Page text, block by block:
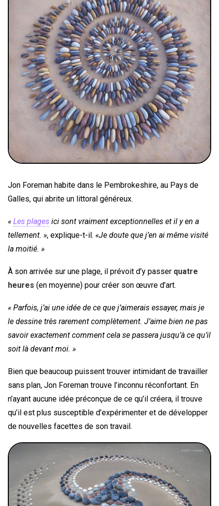
Jon Foreman habite dans le Pembrokeshire, au Pays de
Galles, qui abrite un littoral généreux.
« Les plages ici sont vraiment exceptionnelles et il y en a
tellement. », explique-t-il. «Je doute que j’en ai même visité
la moitié. »
À son arrivée sur une plage, il prévoit d’y passer quatre
heures (en moyenne) pour créer son œuvre d’art.
« Parfois, j’ai une idée de ce que j’aimerais essayer, mais je
le dessine très rarement complètement. J’aime bien ne pas
savoir exactement comment cela se passera jusqu’à ce qu’il
soit là devant moi. »
Bien que beaucoup puissent trouver intimidant de travailler
sans plan, Jon Foreman trouve l’inconnu réconfortant. En
n’ayant aucune idée préconçue de ce qu’il créera, il trouve
qu’il est plus susceptible d’expérimenter et de développer
de nouvelles facettes de son travail.